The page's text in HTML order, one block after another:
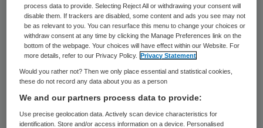
Nederland kennisland
Nefarmais een belangenorganisatie van
farmaceutische bedrijven. De organisatie
voorziet dat veel meer bedrijven, in
navolging van medicijnfabrikant MSD, zullen
process data to provide. Selecting Reject All or withdrawing your consent will
disable them. If trackers are disabled, some content and ads you see may not
be as relevant to you. You can resurface this menu to change your choices or
withdraw consent at any time by clicking the Manage Preferences link on the
bottom of the webpage. Your choices will have effect within our Website. For
more details, refer to our Privacy Policy.
Privacy Statement
Would you rather not? Then we only place essential and statistical cookies,
these do not record any data about you as a person
We and our partners process data to provide:
Use precise geolocation data. Actively scan device characteristics for
identification. Store and/or access information on a device. Personalised